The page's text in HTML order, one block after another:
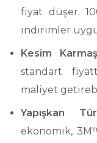
fiyat düşer.
indirimler
Kesim
standart
maliyet
Yapışkan
ekonomik,